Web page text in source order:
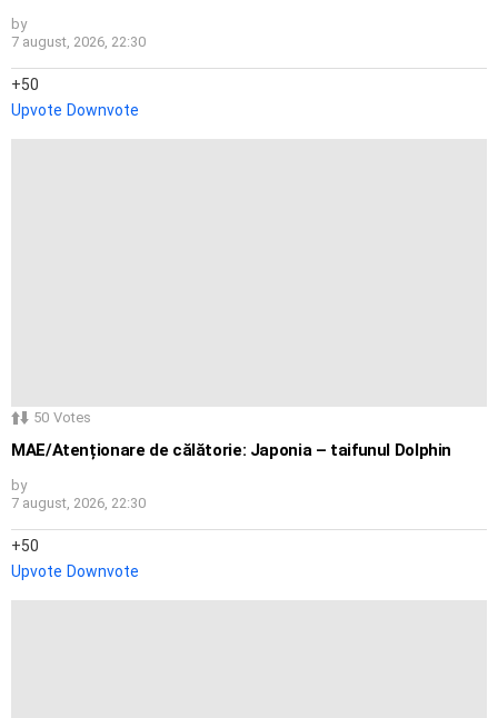
by
7 august, 2026, 22:30
50
Upvote Downvote
50 Votes
MAE/Atenționare de călătorie: Japonia – taifunul Dolphin
by
7 august, 2026, 22:30
50
Upvote Downvote